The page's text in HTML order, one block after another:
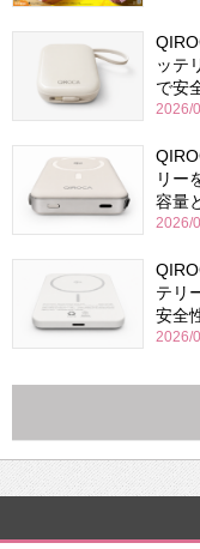
ッテ
で安
2026/
リー
容量
2026/
テリ
安全
2026/